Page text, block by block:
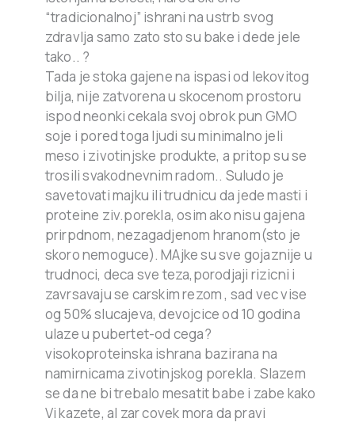
“tradicionalnoj” ishrani na ustrb svog
zdravlja samo zato sto su bake i dede jele
tako.. ?
Tada je stoka gajene na ispasi od lekovitog
bilja, nije zatvorena u skocenom prostoru
ispod neonki cekala svoj obrok pun GMO
soje i pored toga ljudi su minimalno jeli
meso i zivotinjske produkte, a pritop su se
trosili svakodnevnim radom.. Suludo je
savetovati majku ili trudnicu da jede masti i
proteine ziv.porekla, osim ako nisu gajena
prirpdnom, nezagadjenom hranom(sto je
skoro nemoguce). MAjke su sve gojaznije u
trudnoci, deca sve teza,porodjaji rizicni i
zavrsavaju se carskim rezom , sad vec vise
og 50% slucajeva, devojcice od 10 godina
ulaze u pubertet-od cega?
visokoproteinska ishrana bazirana na
namirnicama zivotinjskog porekla. Slazem
se da ne bi trebalo mesatit babe i zabe kako
Vi kazete, al zar covek mora da pravi